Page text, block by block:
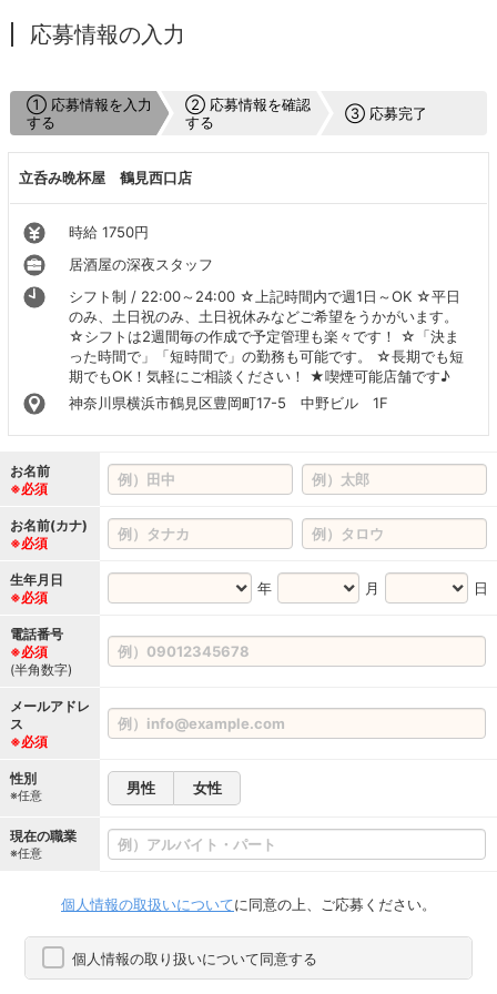
応募情報の入力
① 応募情報を入力
する
② 応募情報を確認
する
③ 応募完了
立呑み晩杯屋 鶴見西口店
時給 1750円
居酒屋の深夜スタッフ
シフト制 / 22:00～24:00 ☆上記時間内で週1日～OK ☆平日
のみ、土日祝のみ、土日祝休みなどご希望をうかがいます。
☆シフトは2週間毎の作成で予定管理も楽々です！ ☆「決ま
った時間で」「短時間で」の勤務も可能です。 ☆長期でも短
期でもOK！気軽にご相談ください！ ★喫煙可能店舗です♪
神奈川県横浜市鶴見区豊岡町17-5 中野ビル 1F
お名前
※必須
お名前(カナ)
※必須
生年月日
※必須
年 月 日
電話番号
※必須
(半角数字)
メールアドレ
ス
※必須
性別
※任意 男性 女性
現在の職業
※任意
個人情報の取扱いについてに同意の上、ご応募ください。
個人情報の取り扱いについて同意する